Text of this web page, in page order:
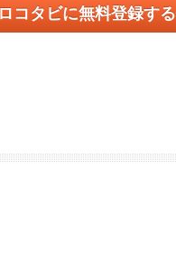
ロコタビに無料登録する